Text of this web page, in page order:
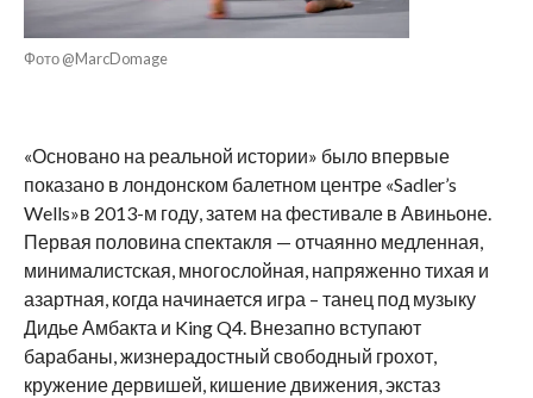
Фото @MarcDomage
«Основано на реальной истории» было впервые
показано в лондонском балетном центре «Sadler’s
Wells»в 2013-м году, затем на фестивале в Авиньоне.
Первая половина спектакля — отчаянно медленная,
минималистская, многослойная, напряженно тихая и
азартная, когда начинается игра – танец под музыку
Дидье Амбакта и King Q4. Внезапно вступают
барабаны, жизнерадостный свободный грохот,
кружение дервишей, кишение движения, экстаз